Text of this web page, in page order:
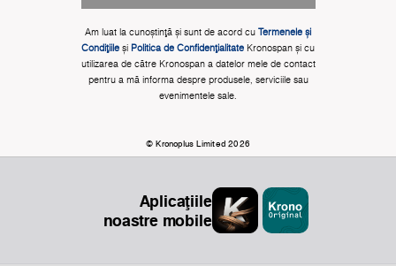
Am luat la cunoștinţă și sunt de acord cu Termenele și
Condițiile și Politica de Confidențialitate Kronospan și cu
utilizarea de către Kronospan a datelor mele de contact
pentru a mă informa despre produsele, serviciile sau
evenimentele sale.
© Kronoplus Limited 2026
Aplicațiile
noastre mobile